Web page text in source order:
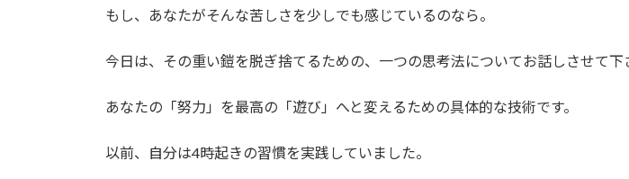
もし、あなたがそんな苦しさを少しでも感じているのなら。
今日は、その重い鎧を脱ぎ捨てるための、一つの思考法についてお話しさせて下
あなたの「努力」を最高の「遊び」へと変えるための具体的な技術です。
以前、自分は4時起きの習慣を実践していました。